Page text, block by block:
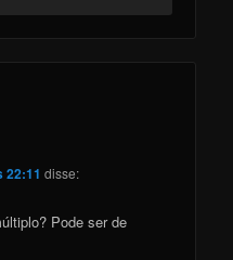
22:11 disse:
Pode ser de